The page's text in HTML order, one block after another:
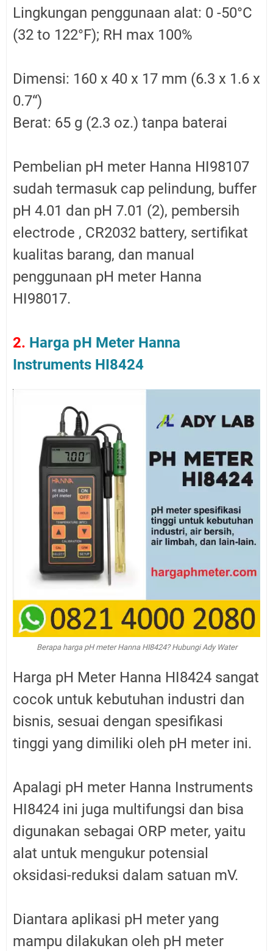
Lingkungan penggunaan alat: 0 -50°C
(32 to 122°F); RH max 100%
Dimensi: 160 x 40 x 17 mm (6.3 x 1.6 x
0.7“)
Berat: 65 g (2.3 oz.) tanpa baterai
Pembelian pH meter Hanna HI98107
sudah termasuk cap pelindung, buffer
pH 4.01 dan pH 7.01 (2), pembersih
electrode , CR2032 battery, sertifikat
kualitas barang, dan manual
penggunaan pH meter Hanna
HI98017.
2. Harga pH Meter Hanna
Instruments HI8424
Berapa harga pH meter Hanna HI8424? Hubungi Ady Water
Harga pH Meter Hanna HI8424 sangat
cocok untuk kebutuhan industri dan
bisnis, sesuai dengan spesifikasi
tinggi yang dimiliki oleh pH meter ini.
Apalagi pH meter Hanna Instruments
HI8424 ini juga multifungsi dan bisa
digunakan sebagai ORP meter, yaitu
alat untuk mengukur potensial
oksidasi-reduksi dalam satuan mV.
Diantara aplikasi pH meter yang
mampu dilakukan oleh pH meter